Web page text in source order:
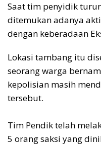
Saat tim penyidik
ditemukan adanya
dengan keberadaan
Lokasi tambang itu
seorang warga
kepolisian masih
tersebut.
‎Tim Pendik telah
5 orang saksi yang